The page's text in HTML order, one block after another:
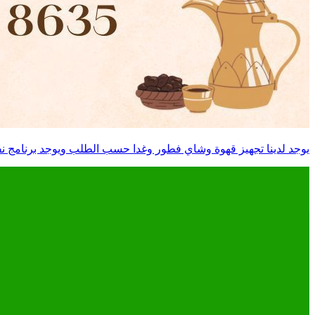
يوجد لدينا تجهيز قهوة وشاي فطور وغدا حسب الطلب ويوجد برنامج